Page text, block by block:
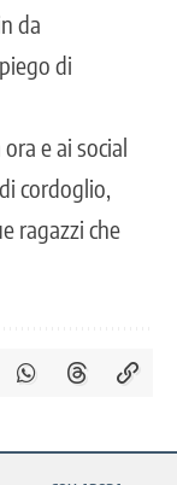
da
di
e ai social
cordoglio,
ragazzi che